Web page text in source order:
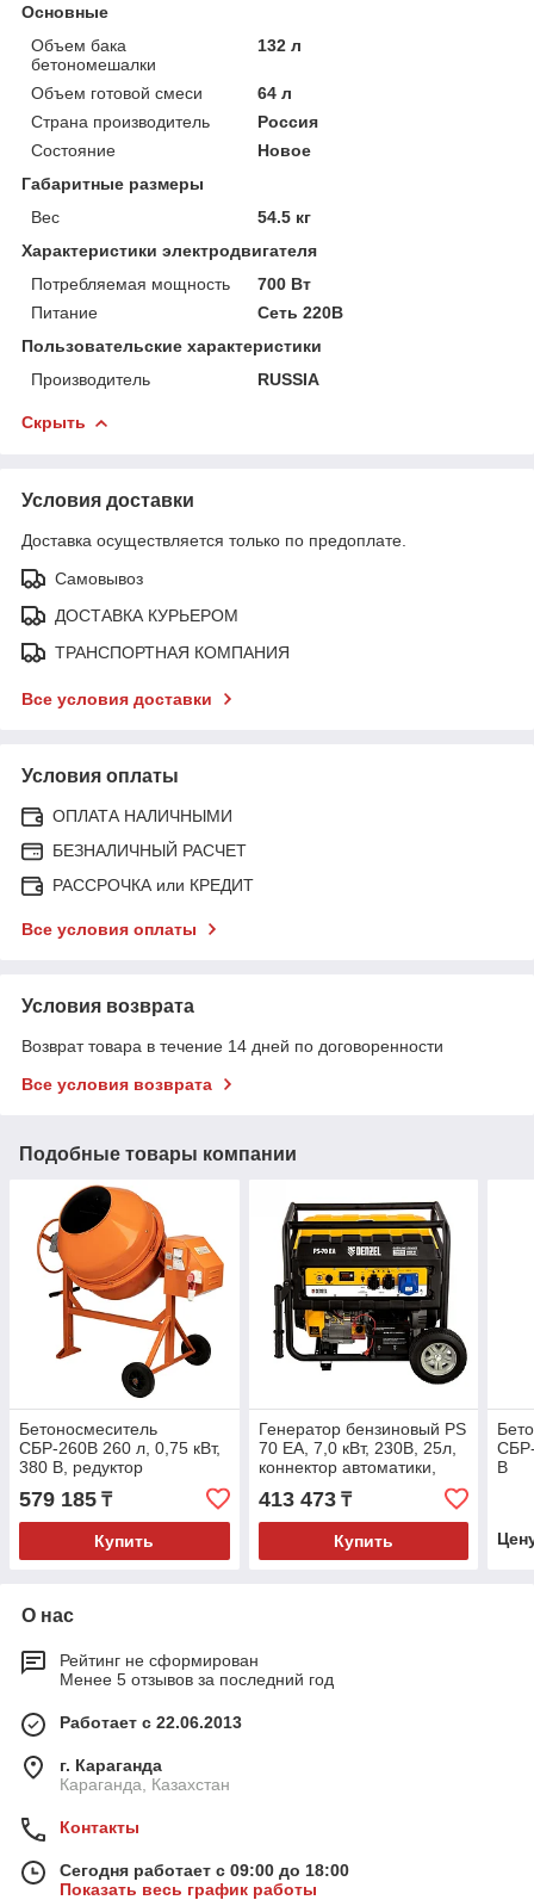
Основные
Объем бака
бетономешалки
132 л
Объем готовой смеси
64 л
Страна производитель
Россия
Состояние
Новое
Габаритные размеры
Вес
54.5 кг
Характеристики электродвигателя
Потребляемая мощность
700 Вт
Питание
Сеть 220В
Пользовательские характеристики
Производитель
RUSSIA
Скрыть
Условия доставки
Доставка осуществляется только по предоплате.
Самовывоз
ДОСТАВКА КУРЬЕРОМ
ТРАНСПОРТНАЯ КОМПАНИЯ
Все условия доставки
Условия оплаты
ОПЛАТА НАЛИЧНЫМИ
БЕЗНАЛИЧНЫЙ РАСЧЕТ
РАССРОЧКА или КРЕДИТ
Все условия оплаты
Условия возврата
Возврат товара в течение 14 дней по договоренности
Все условия возврата
Подобные товары компании
Бетоносмеситель
СБР-260В 260 л, 0,75 кВт,
380 В, редуктор
579 185 ₸
Купить
Генератор бензиновый PS
70 EA, 7,0 кВт, 230В, 25л,
коннектор автоматики,
электростартер// Denzel
413 473₸
Купить
В
О нас
Рейтинг не сформирован
Менее 5 отзывов за последний год
Работает с 22.06.2013
г. Караганда
Караганда, Казахстан
Контакты
Сегодня работает с 09:00 до 18:00
Показать весь график работы